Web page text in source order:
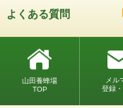
よくある質問
山田養蜂場
TOP
メル
登録